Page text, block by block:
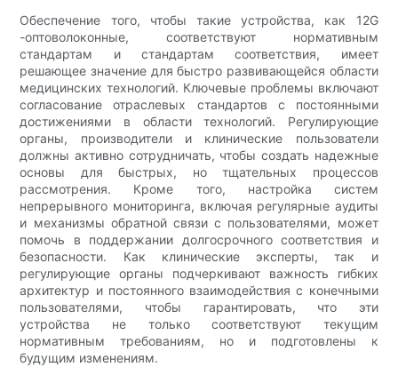
Обеспечение того, чтобы такие устройства, как 12G
-оптоволоконные, соответствуют нормативным
стандартам и стандартам соответствия, имеет
решающее значение для быстро развивающейся области
медицинских технологий. Ключевые проблемы включают
согласование отраслевых стандартов с постоянными
достижениями в области технологий. Регулирующие
органы, производители и клинические пользователи
должны активно сотрудничать, чтобы создать надежные
основы для быстрых, но тщательных процессов
рассмотрения. Кроме того, настройка систем
непрерывного мониторинга, включая регулярные аудиты
и механизмы обратной связи с пользователями, может
помочь в поддержании долгосрочного соответствия и
безопасности. Как клинические эксперты, так и
регулирующие органы подчеркивают важность гибких
архитектур и постоянного взаимодействия с конечными
пользователями, чтобы гарантировать, что эти
устройства не только соответствуют текущим
нормативным требованиям, но и подготовлены к
будущим изменениям.